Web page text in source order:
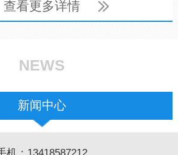
查看更多详情
NEWS
新闻中心
机：13418587212